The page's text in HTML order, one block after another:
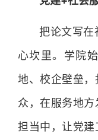
把论文写在
心坎里。学院
地、校企壁垒
众，在服务地
担当中，让党